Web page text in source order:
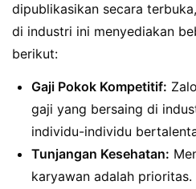
dipublikasikan secara
di industri ini menyediakan
berikut:
Gaji Pokok Kompetitif:
gaji yang bersaing di
individu-individu
Tunjangan Kesehatan:
karyawan adalah